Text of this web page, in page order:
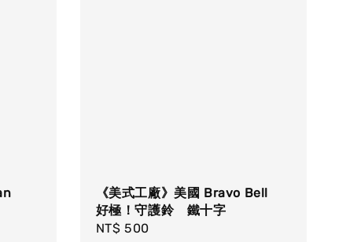
《美式工廠》美國 Bravo Bell
好極！守護鈴 鐵十字
Regular
NT$ 500